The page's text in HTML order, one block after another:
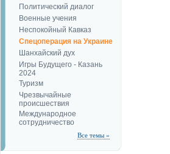
Политический диалог
Военные учения
Неспокойный Кавказ
Спецоперация на Украине
Шанхайский дух
Игры Будущего - Казань
2024
Туризм
Чрезвычайные
происшествия
Международное
сотрудничество
Все темы »